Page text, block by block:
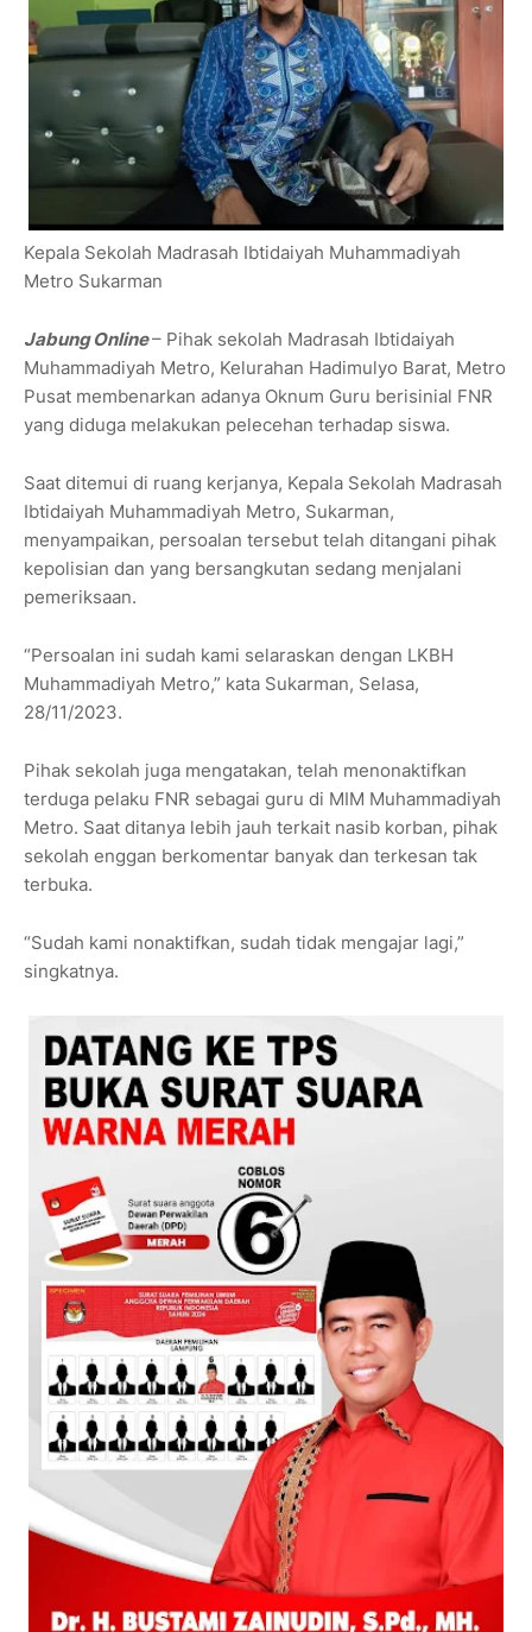
Kepala Sekolah Madrasah Ibtidaiyah Muhammadiyah
Metro Sukarman
Jabung Online– Pihak sekolah Madrasah Ibtidaiyah
Muhammadiyah Metro, Kelurahan Hadimulyo Barat, Metro
Pusat membenarkan adanya Oknum Guru berisinial FNR
yang diduga melakukan pelecehan terhadap siswa.
Saat ditemui di ruang kerjanya, Kepala Sekolah Madrasah
Ibtidaiyah Muhammadiyah Metro, Sukarman,
menyampaikan, persoalan tersebut telah ditangani pihak
kepolisian dan yang bersangkutan sedang menjalani
pemeriksaan.
“Persoalan ini sudah kami selaraskan dengan LKBH
Muhammadiyah Metro,” kata Sukarman, Selasa,
28/11/2023.
Pihak sekolah juga mengatakan, telah menonaktifkan
terduga pelaku FNR sebagai guru di MIM Muhammadiyah
Metro. Saat ditanya lebih jauh terkait nasib korban, pihak
sekolah enggan berkomentar banyak dan terkesan tak
terbuka.
“Sudah kami nonaktifkan, sudah tidak mengajar lagi,”
singkatnya.